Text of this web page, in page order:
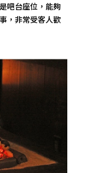
吧台座位，能夠
，非常受客人歡